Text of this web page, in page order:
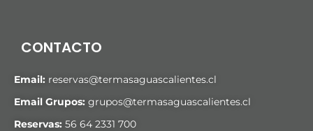
CONTACTO
Email: reservas@termasaguascalientes.cl
Email Grupos: grupos@termasaguascalientes.cl
Reservas: 56 64 2331 700